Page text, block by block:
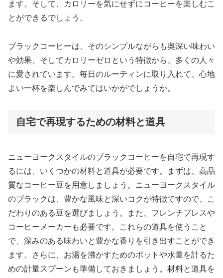
ます。そして、カロリーを気にせずにコーヒーを楽しむこ
とができるでしょう。
ブラックコーヒーは、そのシンプルながらも奥深い味わい
や効果、そしてカロリーゼロという特徴から、多くの人々
に愛されています。毎日のルーティンに取り入れて、心地
よい一杯を楽しんでみてはいかがでしょうか。
自宅で再現するための材料と道具
ニューヨークスタイルのブラックコーヒーを自宅で再現す
るには、いくつかの材料と道具が必要です。まずは、高品
質なコーヒー豆を用意しましょう。ニューヨークスタイル
のブラックは、豊かな風味と深いコクが特徴ですので、こ
だわりのある豆を選びましょう。また、フレンチプレスや
コーヒーメーカーも必要です。これらの道具を使うこと
で、深みのある味わいと豊かな香りを引き出すことができ
ます。さらに、お湯を沸かすためのポットや水量を計るた
めの計量スプーンも準備しておきましょう。材料と道具を